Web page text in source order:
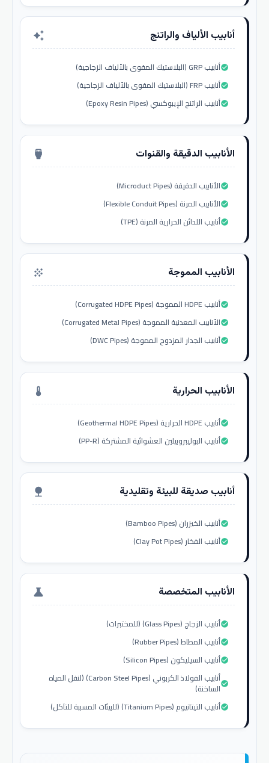
أنابيب الألياف والراتنج auto_awesome
أنابيب GRP (البلاستيك المقوى بالألياف الزجاجية)check_circle
أنابيب FRP (البلاستيك المقوى بالألياف الزجاجية)check_circle
أنابيب الراتنج الإيبوكسي (Epoxy Resin Pipes)check_circle
الأنابيب الدقيقة والقنوات settings_input_hdmi
الأنابيب الدقيقة (Microduct Pipes)check_circle
الأنابيب المرنة (Flexible Conduit Pipes)check_circle
أنابيب اللدائن الحرارية المرنة (TPE)check_circle
الأنابيب المموجة grain
أنابيب HDPE المموجة (Corrugated HDPE Pipes)check_circle
الأنابيب المعدنية المموجة (Corrugated Metal Pipes)check_circle
أنابيب الجدار المزدوج المموجة (DWC Pipes)check_circle
الأنابيب الحرارية thermostat
أنابيب HDPE الحرارية (Geothermal HDPE Pipes)check_circle
أنابيب البوليبروبيلين العشوائية المشتركة (PP-R)check_circle
أنابيب صديقة للبيئة وتقليدية nature
أنابيب الخيزران (Bamboo Pipes)check_circle
أنابيب الفخار (Clay Pot Pipes)check_circle
الأنابيب المتخصصة science
أنابيب الزجاج (Glass Pipes) (للمختبرات)check_circle
أنابيب المطاط (Rubber Pipes)check_circle
أنابيب السيليكون (Silicon Pipes)check_circle
أنابيب الفولاذ الكربوني (Carbon Steel Pipes) (لنقل المياه
الساخنة)check_circle
أنابيب التيتانيوم (Titanium Pipes) (للبيئات المسببة للتآكل)check_circle